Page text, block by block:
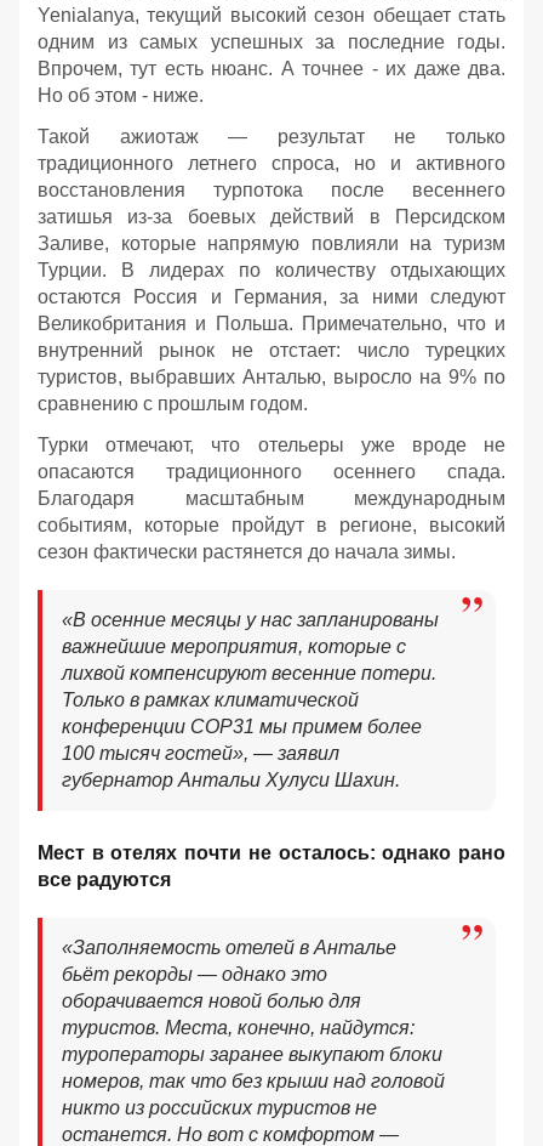
Yenialanya, текущий высокий сезон обещает стать
одним из самых успешных за последние годы.
Впрочем, тут есть нюанс. А точнее - их даже два.
Но об этом - ниже.
Такой ажиотаж — результат не только
традиционного летнего спроса, но и активного
восстановления турпотока после весеннего
затишья из-за боевых действий в Персидском
Заливе, которые напрямую повлияли на туризм
Турции. В лидерах по количеству отдыхающих
остаются Россия и Германия, за ними следуют
Великобритания и Польша. Примечательно, что и
внутренний рынок не отстает: число турецких
туристов, выбравших Анталью, выросло на 9% по
сравнению с прошлым годом.
Турки отмечают, что отельеры уже вроде не
опасаются традиционного осеннего спада.
Благодаря масштабным международным
событиям, которые пройдут в регионе, высокий
сезон фактически растянется до начала зимы.
«В осенние месяцы у нас запланированы
важнейшие мероприятия, которые с
лихвой компенсируют весенние потери.
Только в рамках климатической
конференции COP31 мы примем более
100 тысяч гостей», — заявил
губернатор Антальи Хулуси Шахин.
Мест в отелях почти не осталось: однако рано
все радуются
«Заполняемость отелей в Анталье
бьёт рекорды — однако это
оборачивается новой болью для
туристов. Места, конечно, найдутся:
туроператоры заранее выкупают блоки
номеров, так что без крыши над головой
никто из российских туристов не
останется. Но вот с комфортом —